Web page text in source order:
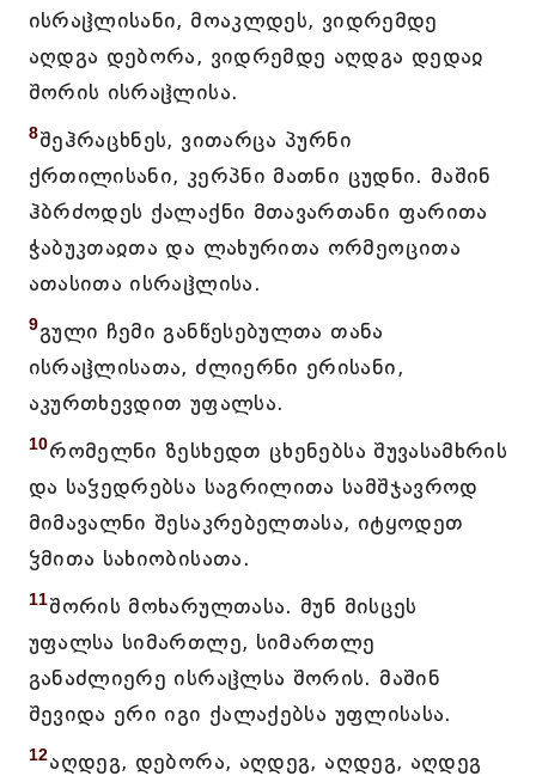
ისრაჱლისანი, მოაკლდეს, ვიდრემდე
აღდგა დებორა, ვიდრემდე აღდგა დედაჲ
შორის ისრაჱლისა.
8შეჰრაცხნეს, ვითარცა პურნი
ქრთილისანი, კერპნი მათნი ცუდნი. მაშინ
ჰბრძოდეს ქალაქნი მთავართანი ფარითა
ჭაბუკთაჲთა და ლახურითა ორმეოცითა
ათასითა ისრაჱლისა.
9გული ჩემი განწესებულთა თანა
ისრაჱლისათა, ძლიერნი ერისანი,
აკურთხევდით უფალსა.
10რომელნი ზესხედთ ცხენებსა შუვასამხრის
და საჴედრებსა საგრილითა სამშჯავროდ
მიმავალნი შესაკრებელთასა, იტყოდეთ
ჴმითა სახიობისათა.
11შორის მოხარულთასა. მუნ მისცეს
უფალსა სიმართლე, სიმართლე
განაძლიერე ისრაჱლსა შორის. მაშინ
შევიდა ერი იგი ქალაქებსა უფლისასა.
12აღდეგ, დებორა, აღდეგ, აღდეგ, აღდეგ